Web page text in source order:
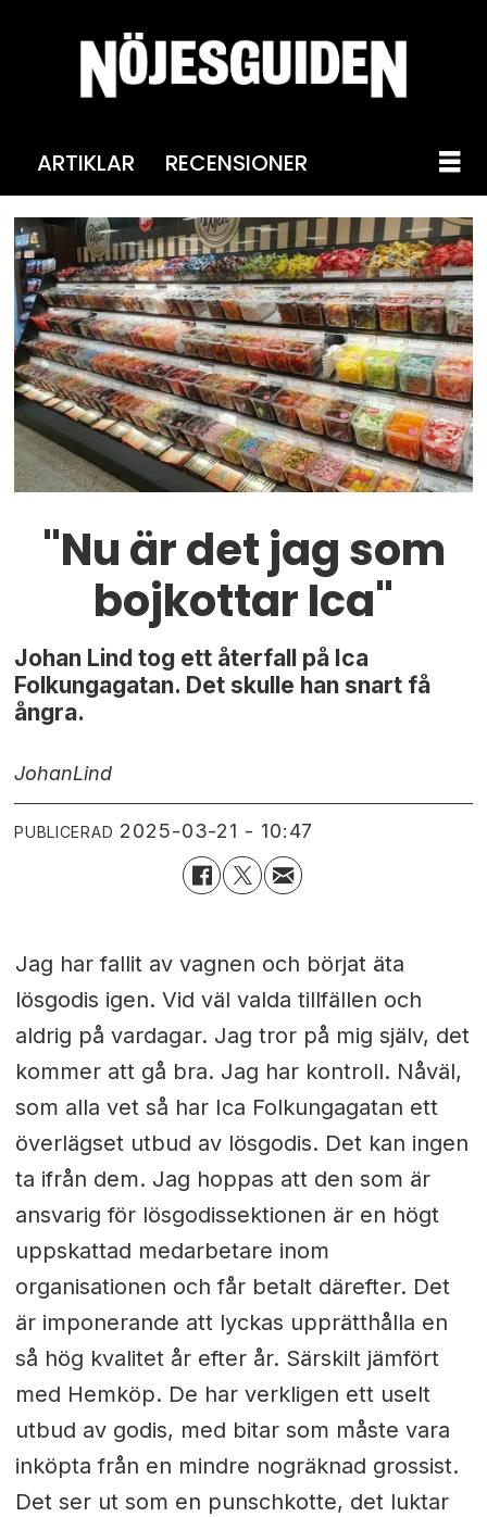
ARTIKLAR RECENSIONER
"Nu är det jag som
bojkottar Ica"
Johan Lind tog ett återfall på Ica
Folkungagatan. Det skulle han snart få
ångra.
JohanLind
PUBLICERAD 2025-03-21 - 10:47
Jag har fallit av vagnen och börjat äta
lösgodis igen. Vid väl valda tillfällen och
aldrig på vardagar. Jag tror på mig själv, det
kommer att gå bra. Jag har kontroll. Nåväl,
som alla vet så har Ica Folkungagatan ett
överlägset utbud av lösgodis. Det kan ingen
ta ifrån dem. Jag hoppas att den som är
ansvarig för lösgodissektionen är en högt
uppskattad medarbetare inom
organisationen och får betalt därefter. Det
är imponerande att lyckas upprätthålla en
så hög kvalitet år efter år. Särskilt jämfört
med Hemköp. De har verkligen ett uselt
utbud av godis, med bitar som måste vara
inköpta från en mindre nogräknad grossist.
Det ser ut som en punschkotte, det luktar